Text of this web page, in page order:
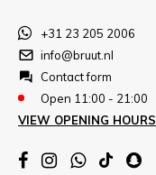
+31 23 205 2006
info@bruut.nl
Contact form
Open 11:00 - 21:00
VIEW OPENING HOURS